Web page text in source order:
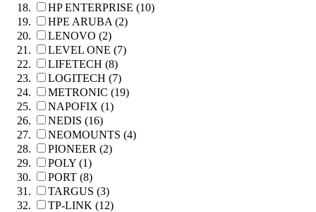
HP ENTERPRISE (10)
HPE ARUBA (2)
LENOVO (2)
LEVEL ONE (7)
LIFETECH (8)
LOGITECH (7)
METRONIC (19)
NAPOFIX (1)
NEDIS (16)
NEOMOUNTS (4)
PIONEER (2)
POLY (1)
PORT (8)
TARGUS (3)
TP-LINK (12)